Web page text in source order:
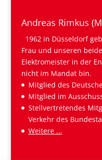
Andreas Rimkus
1962 in Düsseldorf
Frau und unseren
Elektromeister in der
nicht im Mandat bin.
Mitglied des
Mitglied im
Stellvertretendes
Verkehr des
Weitere ...